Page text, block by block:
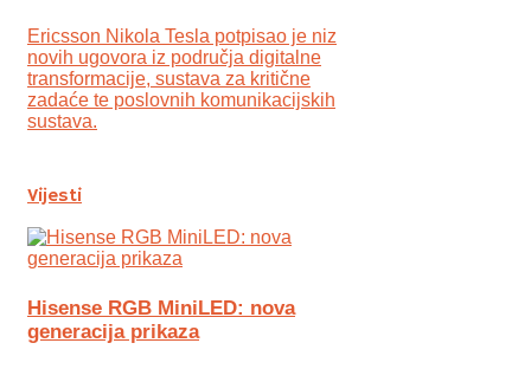
Ericsson Nikola Tesla potpisao je niz
novih ugovora iz područja digitalne
transformacije, sustava za kritične
zadaće te poslovnih komunikacijskih
sustava.
Vijesti
Hisense RGB MiniLED: nova
generacija prikaza